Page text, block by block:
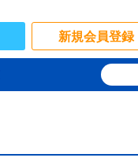
新規会員登録